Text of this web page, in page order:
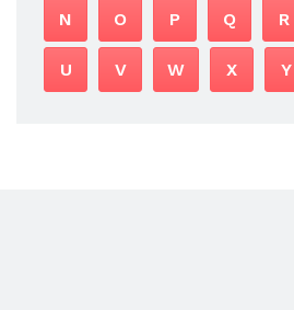
N O P Q R
U V W X Y